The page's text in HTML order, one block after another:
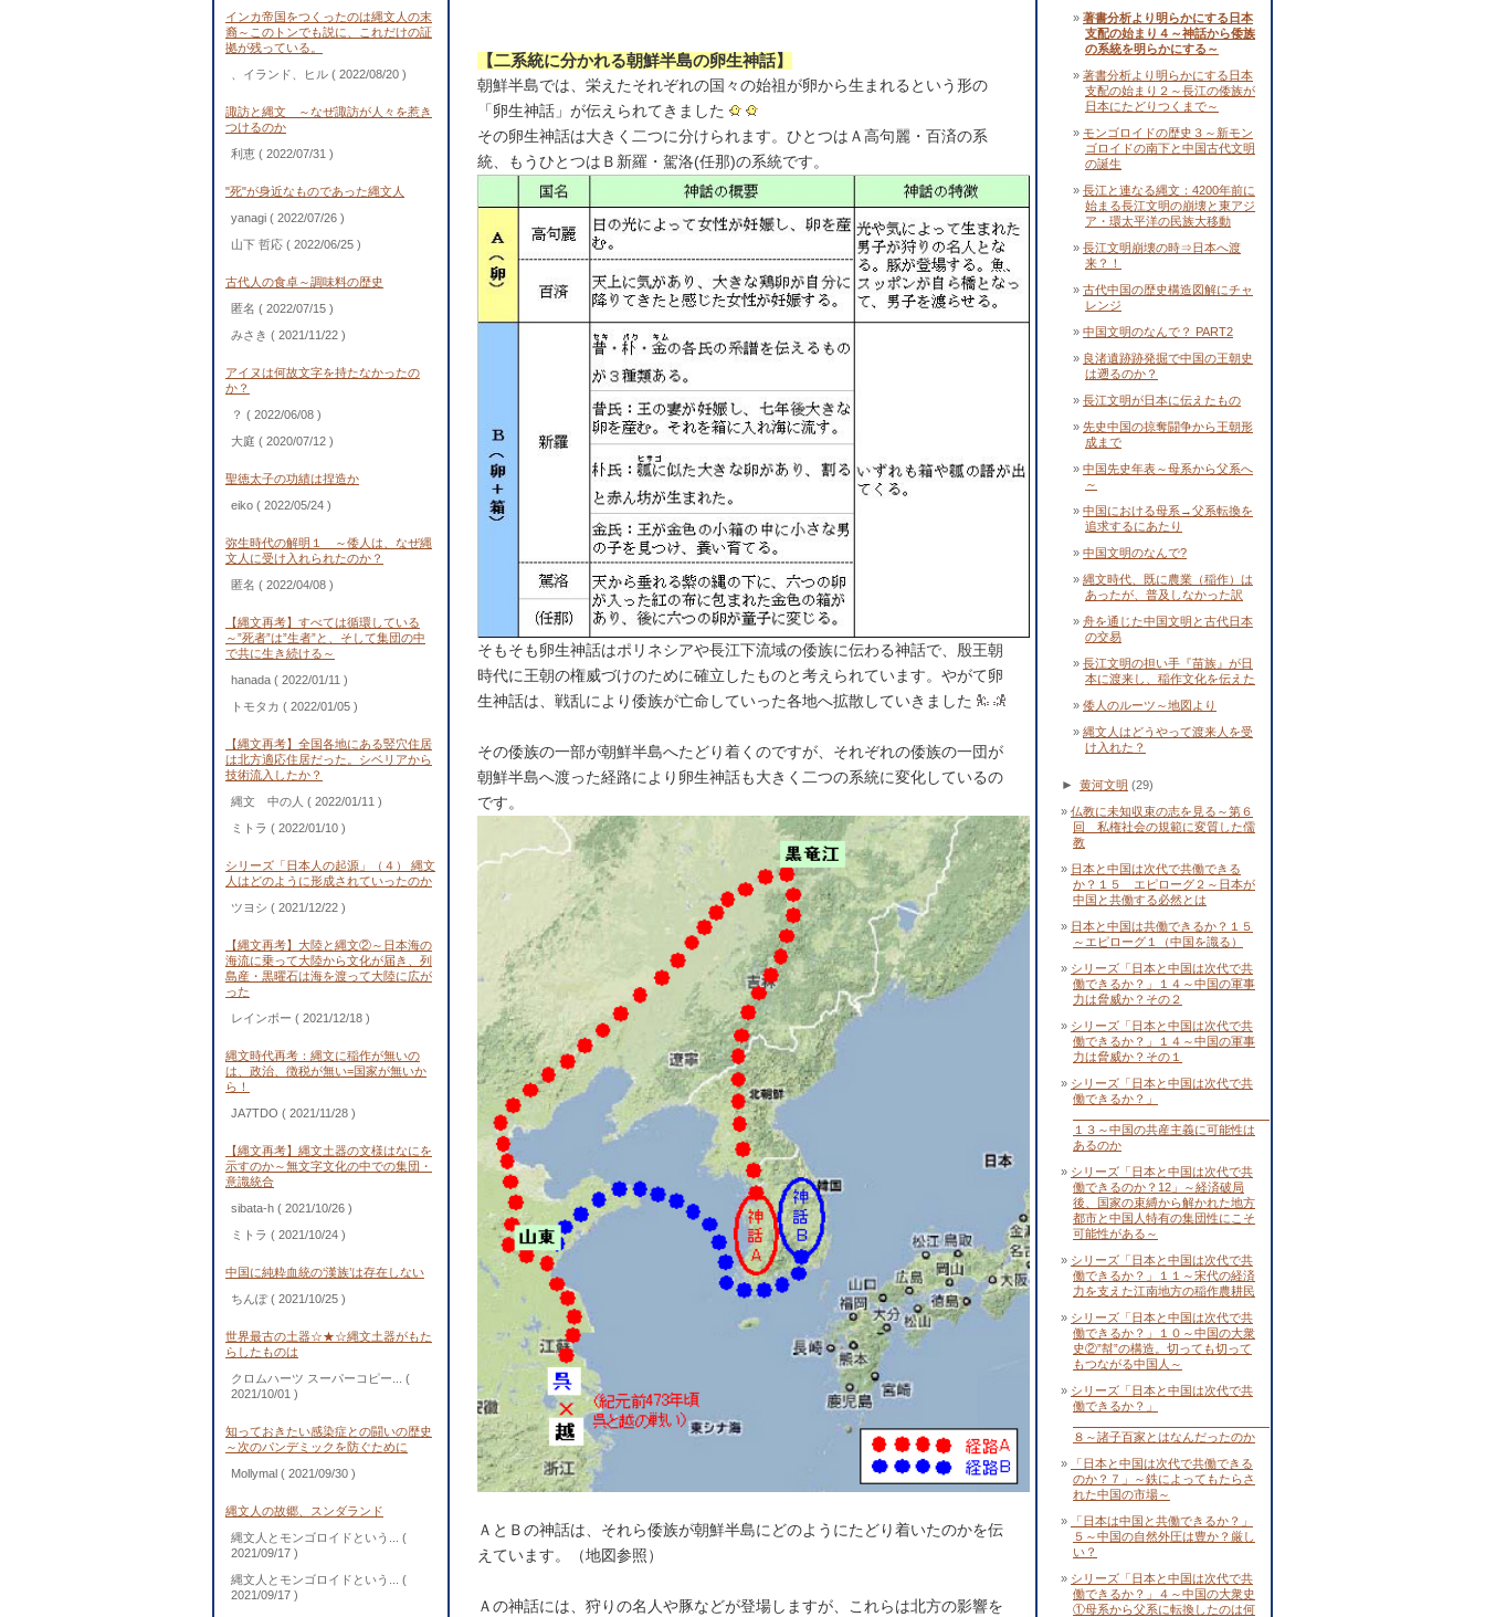
インカ帝国をつくったのは縄文人の末
裔～このトンでも説に、これだけの証
拠が残っている。
、イランド、ヒル ( 2022/08/20 )
諏訪と縄文 ～なぜ諏訪が人々を惹き
つけるのか
利恵 ( 2022/07/31 )
"死"が身近なものであった縄文人
yanagi ( 2022/07/26 )
山下 哲応 ( 2022/06/25 )
古代人の食卓～調味料の歴史
匿名 ( 2022/07/15 )
みさき ( 2021/11/22 )
アイヌは何故文字を持たなかったの
か？
？ ( 2022/06/08 )
大庭 ( 2020/07/12 )
聖徳太子の功績は捏造か
eiko ( 2022/05/24 )
弥生時代の解明１ ～倭人は、なぜ縄
文人に受け入れられたのか？
匿名 ( 2022/04/08 )
【縄文再考】すべては循環している
～”死者”は”生者”と、そして集団の中
で共に生き続ける～
hanada ( 2022/01/11 )
トモタカ ( 2022/01/05 )
【縄文再考】全国各地にある竪穴住居
は北方適応住居だった。シベリアから
技術流入したか？
縄文 中の人 ( 2022/01/11 )
ミトラ ( 2022/01/10 )
シリーズ「日本人の起源」（４） 縄文
人はどのように形成されていったのか
ツヨシ ( 2021/12/22 )
【縄文再考】大陸と縄文②～日本海の
海流に乗って大陸から文化が届き、列
島産・黒曜石は海を渡って大陸に広が
った
レインボー ( 2021/12/18 )
縄文時代再考：縄文に稲作が無いの
は、政治、徴税が無い=国家が無いか
ら！
JA7TDO ( 2021/11/28 )
【縄文再考】縄文土器の文様はなにを
示すのか～無文字文化の中での集団・
意識統合
sibata-h ( 2021/10/26 )
ミトラ ( 2021/10/24 )
中国に純粋血統の‘漢族’は存在しない
ちんぽ( 2021/10/25 )
世界最古の土器☆★☆縄文土器がもた
らしたものは
クロムハーツ スーパーコピー... (
2021/10/01 )
知っておきたい感染症との闘いの歴史
～次のパンデミックを防ぐために
Mollymal ( 2021/09/30 )
縄文人の故郷、スンダランド
縄文人とモンゴロイドという... (
2021/09/17 )
縄文人とモンゴロイドという... (
2021/09/17 )
【二系統に分かれる朝鮮半島の卵生神話】
朝鮮半島では、栄えたそれぞれの国々の始祖が卵から生まれるという形の
「卵生神話」が伝えられてきました
その卵生神話は大きく二つに分けられます。ひとつはＡ高句麗・百済の系
統、もうひとつはＢ新羅・駕洛(任那)の系統です。
そもそも卵生神話はポリネシアや長江下流域の倭族に伝わる神話で、殷王朝
時代に王朝の権威づけのために確立したものと考えられています。やがて卵
生神話は、戦乱により倭族が亡命していった各地へ拡散していきました
その倭族の一部が朝鮮半島へたどり着くのですが、それぞれの倭族の一団が
朝鮮半島へ渡った経路により卵生神話も大きく二つの系統に変化しているの
です。
ＡとＢの神話は、それら倭族が朝鮮半島にどのようにたどり着いたのかを伝
えています。（地図参照）
Ａの神話には、狩りの名人や豚などが登場しますが、これらは北方の影響を
著書分析より明らかにする日本
支配の始まり４～神話から倭族
の系統を明らかにする～
著書分析より明らかにする日本
支配の始まり２～長江の倭族が
日本にたどりつくまで～
モンゴロイドの歴史３～新モン
ゴロイドの南下と中国古代文明
の誕生
長江と連なる縄文：4200年前に
始まる長江文明の崩壊と東アジ
ア・環太平洋の民族大移動
長江文明崩壊の時⇒日本へ渡
来？！
古代中国の歴史構造図解にチャ
レンジ
中国文明のなんで？ PART2
良渚遺跡跡発掘で中国の王朝史
は遡るのか？
長江文明が日本に伝えたもの
先史中国の掠奪闘争から王朝形
成まで
中国先史年表～母系から父系へ
～
中国における母系→父系転換を
追求するにあたり
中国文明のなんで?
縄文時代、既に農業（稲作）は
あったが、普及しなかった訳
舟を通じた中国文明と古代日本
の交易
長江文明の担い手『苗族』が日
本に渡来し、稲作文化を伝えた
倭人のルーツ～地図より
縄文人はどうやって渡来人を受
け入れた？
► 黄河文明 (29)
仏教に未知収束の志を見る～第６
回 私権社会の規範に変質した儒
教
日本と中国は次代で共働できる
か？１５ エピローグ２～日本が
中国と共働する必然とは
日本と中国は共働できるか？１５
～エピローグ１（中国を識る）
シリーズ「日本と中国は次代で共
働できるか？」１４～中国の軍事
力は脅威か？その２
シリーズ「日本と中国は次代で共
働できるか？」１４～中国の軍事
力は脅威か？その１
シリーズ「日本と中国は次代で共
働できるか？」
１３～中国の共産主義に可能性は
あるのか
シリーズ「日本と中国は次代で共
働できるのか？12」～経済破局
後、国家の束縛から解かれた地方
都市と中国人特有の集団性にこそ
可能性がある～
シリーズ「日本と中国は次代で共
働できるか？」１１～宋代の経済
力を支えた江南地方の稲作農耕民
シリーズ「日本と中国は次代で共
働できるか？」１０～中国の大衆
史②”幇”の構造。切っても切って
もつながる中国人～
シリーズ「日本と中国は次代で共
働できるか？」
８～諸子百家とはなんだったのか
「日本と中国は次代で共働できる
のか？７」～鉄によってもたらさ
れた中国の市場～
「日本は中国と共働できるか？」
５～中国の自然外圧は豊か？厳し
い？
シリーズ「日本と中国は次代で共
働できるか？」４～中国の大衆史
①母系から父系に転換したのは何